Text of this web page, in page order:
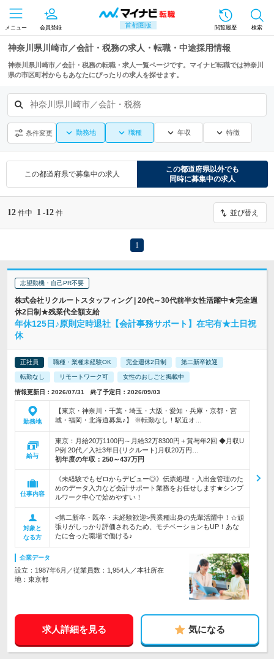
首都圏版
メニュー 会員登録 閲覧履歴 検索
神奈川県川崎市／会計・税務の求人・転職・中途採用情報
神奈川県川崎市／会計・税務の転職・求人一覧ページです。マイナビ転職では神奈川
県の市区町村からもあなたにぴったりの求人を探せます。
神奈川県川崎市／会計・税務
条件変更 勤務地 職種 年収 特徴
この都道府県で募集中の求人
この都道府県以外でも
同時に募集中の求人
12 件中 1 -12 件 並び替え
1
志望動機・自己PR不要
株式会社リクルートスタッフィング | 20代～30代前半女性活躍中★完全週
休2日制★残業代全額支給
年休125日♪原則定時退社【会計事務サポート】在宅有★土日祝
休
正社員 職種・業種未経験OK 完全週休2日制 第二新卒歓迎
転勤なし リモートワーク可 女性のおしごと掲載中
情報更新日：2026/07/31 終了予定日：2026/09/03
勤務地
【東京・神奈川・千葉・埼玉・大阪・愛知・兵庫・京都・宮
城・福岡・北海道募集♪】 ※転勤なし！駅近オ…
給与
東京：月給20万1100円～月給32万8300円＋賞与年2回 ◆月収U
P例 20代／入社3年目(リクルート)月収20万円…
初年度の年収： 250～437万円
仕事内容
《未経験でもゼロからデビュー◎》伝票処理・入出金管理のた
めのデータ入力など会計サポート業務をお任せします★シンプ
ルワーク中心で始めやすい！
対象と
なる方
<第二新卒・既卒・未経験歓迎>異業種出身の先輩活躍中！☆頑
張りがしっかり評価されるため、モチベーションもUP！あな
たに合った職場で働ける♪
企業データ
設立：1987年6月／従業員数：1,954人／本社所在
地：東京都
求人詳細を見る 気になる